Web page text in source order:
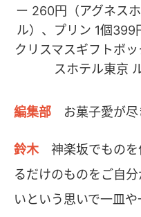
ー 260円（アグネス
ル）、プリン 1個399
クリスマスギフトボ
スホテル東京
編集部 お菓子愛が尽
鈴木
神楽坂でもの
るだけのものをご自
いという思いで一皿